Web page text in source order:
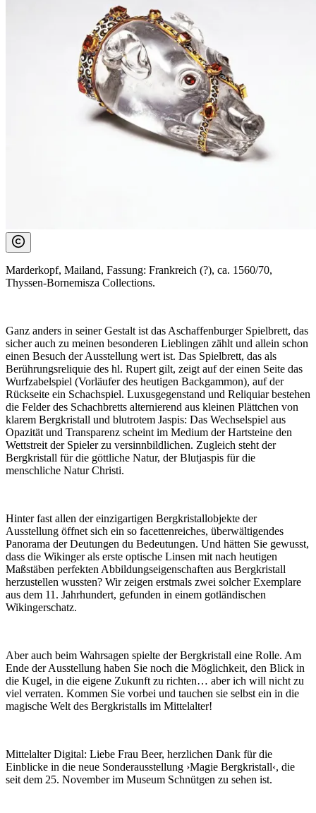
Marderkopf, Mailand, Fassung: Frankreich (?), ca. 1560/70,
Thyssen-Bornemisza Collections.
Ganz anders in seiner Gestalt ist das Aschaffenburger Spielbrett, das
sicher auch zu meinen besonderen Lieblingen zählt und allein schon
einen Besuch der Ausstellung wert ist. Das Spielbrett, das als
Berührungsreliquie des hl. Rupert gilt, zeigt auf der einen Seite das
Wurfzabelspiel (Vorläufer des heutigen Backgammon), auf der
Rückseite ein Schachspiel. Luxusgegenstand und Reliquiar bestehen
die Felder des Schachbretts alternierend aus kleinen Plättchen von
klarem Bergkristall und blutrotem Jaspis: Das Wechselspiel aus
Opazität und Transparenz scheint im Medium der Hartsteine den
Wettstreit der Spieler zu versinnbildlichen. Zugleich steht der
Bergkristall für die göttliche Natur, der Blutjaspis für die
menschliche Natur Christi.
Hinter fast allen der einzigartigen Bergkristallobjekte der
Ausstellung öffnet sich ein so facettenreiches, überwältigendes
Panorama der Deutungen du Bedeutungen. Und hätten Sie gewusst,
dass die Wikinger als erste optische Linsen mit nach heutigen
Maßstäben perfekten Abbildungseigenschaften aus Bergkristall
herzustellen wussten? Wir zeigen erstmals zwei solcher Exemplare
aus dem 11. Jahrhundert, gefunden in einem gotländischen
Wikingerschatz.
Aber auch beim Wahrsagen spielte der Bergkristall eine Rolle. Am
Ende der Ausstellung haben Sie noch die Möglichkeit, den Blick in
die Kugel, in die eigene Zukunft zu richten… aber ich will nicht zu
viel verraten. Kommen Sie vorbei und tauchen sie selbst ein in die
magische Welt des Bergkristalls im Mittelalter!
Mittelalter Digital: Liebe Frau Beer, herzlichen Dank für die
Einblicke in die neue Sonderausstellung ›Magie Bergkristall‹, die
seit dem 25. November im Museum Schnütgen zu sehen ist.